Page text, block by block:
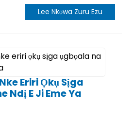
Lee Nkọwa Zuru Ezu
Eriri Ọkụ Sịga
Ndị E Ji Eme Ya